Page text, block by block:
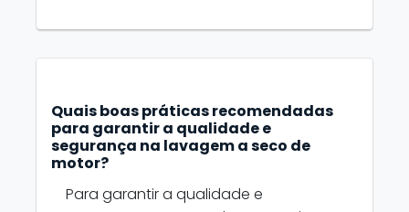
Quais boas práticas recomendadas
para garantir a qualidade e
segurança na lavagem a seco de
motor?
Para garantir a qualidade e